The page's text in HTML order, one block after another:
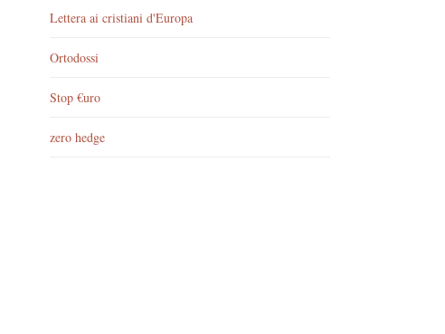
Lettera ai cristiani d'Europa
Ortodossi
Stop €uro
zero hedge